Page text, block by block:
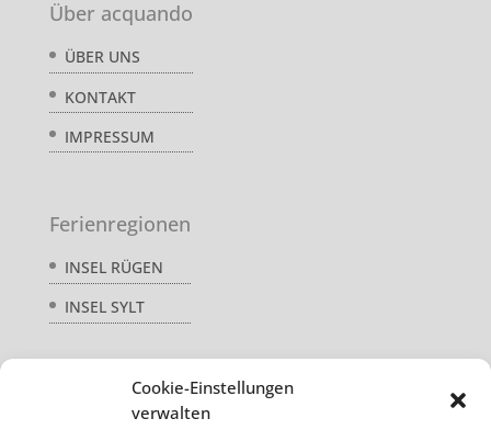
Cookie-Einstellungen
verwalten
Über acquando
ÜBER UNS
KONTAKT
IMPRESSUM
Ferienregionen
INSEL RÜGEN
INSEL SYLT